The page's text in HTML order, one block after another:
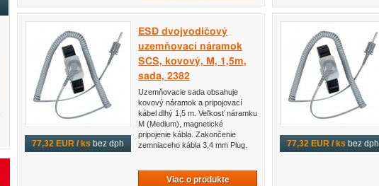
77,32 EUR / ks bez dph
ESD dvojvodičový
uzemňovací náramok
SCS, kovový, M, 1,5m,
sada, 2382
Uzemňovacie sada obsahuje
kovový náramok a pripojovací
kábel dlhý 1,5 m. Veľkosť náramku
M (Medium), magnetické
pripojenie kábla. Zakončenie
zemniaceho kábla 3,4 mm Plug.
Viac o produkte
77,32 EUR / ks bez dph